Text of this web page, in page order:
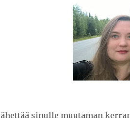
sinulle muutaman